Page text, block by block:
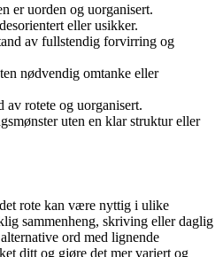
er uorden og uorganisert.
eller usikker.
av fullstendig forvirring og
nødvendig omtanke eller
av rotete og uorganisert.
uten en klar struktur eller
rote kan være nyttig i ulike
sammenheng, skriving eller daglig
ord med lignende
ditt og gjøre det mer variert og